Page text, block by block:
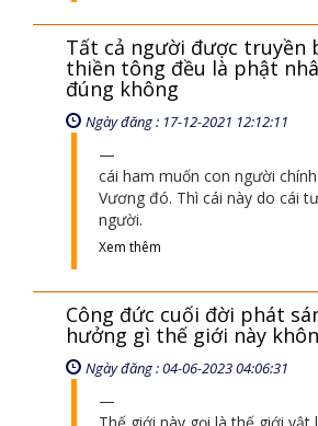
Tất cả người được truyền
thiền tông đều là phật
đúng không
Ngày đăng : 17-12-2021 12:12:11
cái ham muốn con người
Vương đó. Thì cái này do cái
người.
Xem thêm
Công đức cuối đời phát
hưởng gì thế giới này
Ngày đăng : 04-06-2023 04:06:31